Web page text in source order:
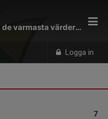
Logga in
Nordligaste laget med de varmasta värderingarna
7